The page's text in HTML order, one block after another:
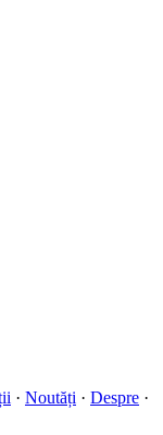
· Noutăți · Despre ·